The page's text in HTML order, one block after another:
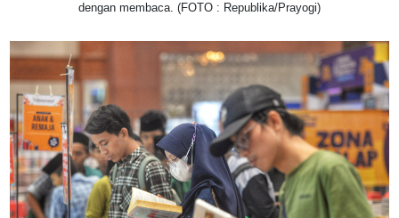
dengan membaca. (FOTO : Republika/Prayogi)